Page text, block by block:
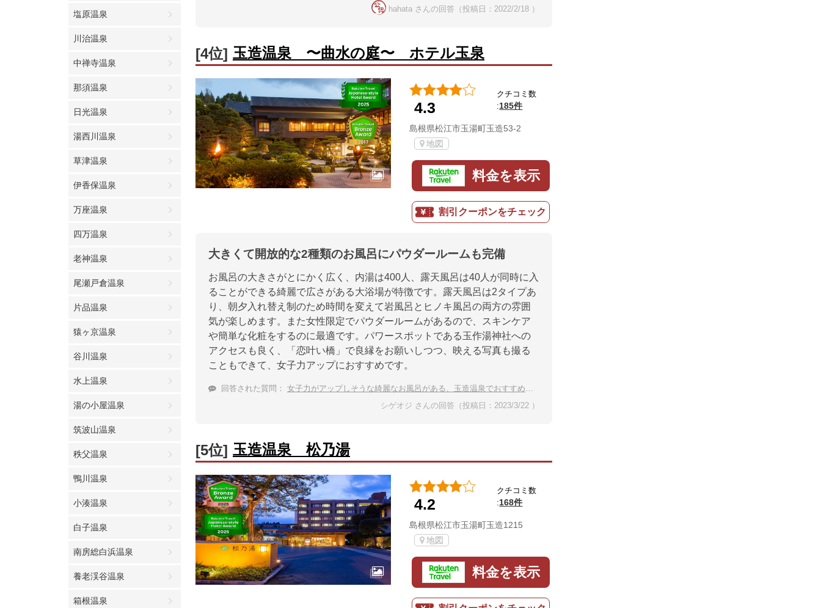
塩原温泉
川治温泉
中禅寺温泉
那須温泉
日光温泉
湯西川温泉
草津温泉
伊香保温泉
万座温泉
四万温泉
老神温泉
尾瀬戸倉温泉
片品温泉
猿ヶ京温泉
谷川温泉
水上温泉
湯の小屋温泉
筑波山温泉
秩父温泉
鴨川温泉
小湊温泉
白子温泉
南房総白浜温泉
養老渓谷温泉
箱根温泉
hahata さんの回答（投稿日：2022/2/18 ）
[4位] 玉造温泉 〜曲水の庭〜 ホテル玉泉
4.3
クチコミ数
:185件
島根県松江市玉湯町玉造53-2
地図
料金を表示
割引クーポンをチェック
大きくて開放的な2種類のお風呂にパウダールームも完備
お風呂の大きさがとにかく広く、内湯は400人、露天風呂は40人が同時に入
ることができる綺麗で広さがある大浴場が特徴です。露天風呂は2タイプあ
り、朝夕入れ替え制のため時間を変えて岩風呂とヒノキ風呂の両方の雰囲
気が楽しめます。また女性限定でパウダールームがあるので、スキンケア
や簡単な化粧をするのに最適です。パワースポットである玉作湯神社への
アクセスも良く、「恋叶い橋」で良縁をお願いしつつ、映える写真も撮る
こともできて、女子力アップにおすすめです。
回答された質問： 女子力がアップしそうな綺麗なお風呂がある、玉造温泉でおすすめの温泉宿を教えてください。
シゲオジ さんの回答（投稿日：2023/3/22 ）
[5位] 玉造温泉 松乃湯
4.2
クチコミ数
:168件
島根県松江市玉湯町玉造1215
地図
料金を表示